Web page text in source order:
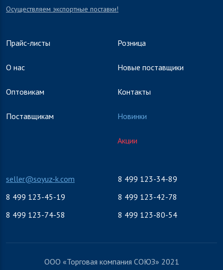
Осуществляем экспортные поставки!
Прайс-листы
О нас
Оптовикам
Поставщикам
Розница
Новые поставщики
Контакты
Новинки
Акции
seller@soyuz-k.com
8 499 123-34-89
8 499 123-45-19
8 499 123-42-78
8 499 123-74-58
8 499 123-80-54
ООО «Торговая компания СОЮЗ» 2021